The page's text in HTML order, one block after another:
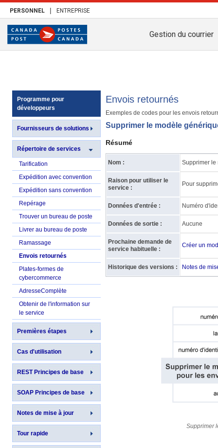
PERSONNEL | ENTREPRISE
Gestion du courrier
Programme pour
développeurs
Fournisseurs de solutions
Répertoire de services
Tarification
Expédition avec convention
Expédition sans convention
Repérage
Trouver un bureau de poste
Livrer au bureau de poste
Ramassage
Envois retournés
Plates-formes de
cybercommerce
AdresseComplète
Obtenir de l'information sur
le service
Premières étapes
Cas d'utilisation
REST Principes de base
SOAP Principes de base
Notes de mise à jour
Tour rapide
Envois retournés
Exemples de codes pour les envois
Supprimer le modèle
Résumé
Nom : Supprimer le
Raison pour utiliser le
service :
Pour
Données d'entrée : Numéro
Données de sortie : Aucune
Prochaine demande de
service habituelle :
Créer un
Historique des versions : Notes de
Supprimer